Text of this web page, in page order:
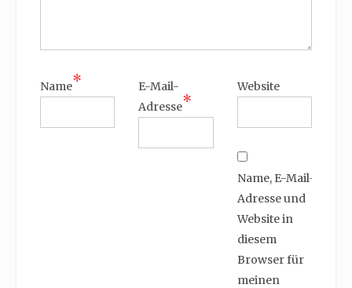
Name*
E-Mail-
Adresse*
Website
Name, E-Mail-
Adresse und
Website in
diesem
Browser für
meinen